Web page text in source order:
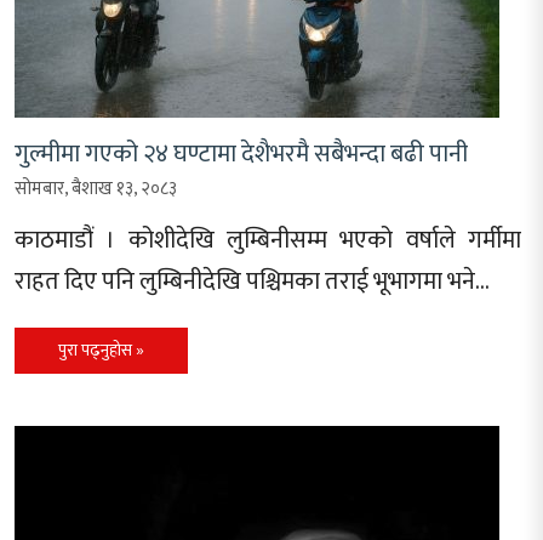
गुल्मीमा गएको २४ घण्टामा देशैभरमै सबैभन्दा बढी पानी
सोमबार, बैशाख १३, २०८३
काठमाडौं । कोशीदेखि लुम्बिनीसम्म भएको वर्षाले गर्मीमा
राहत दिए पनि लुम्बिनीदेखि पश्चिमका तराई भूभागमा भने…
पुरा पढ्नुहोस »